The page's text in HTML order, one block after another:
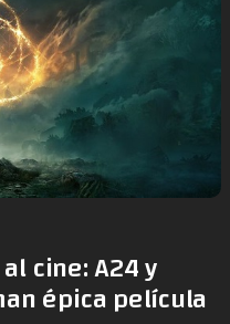
cine: A24 y
épica película